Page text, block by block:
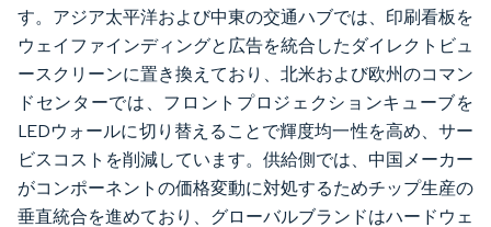
す。アジア太平洋および中東の交通ハブでは、印刷看板を
ウェイファインディングと広告を統合したダイレクトビュ
ースクリーンに置き換えており、北米および欧州のコマン
ドセンターでは、フロントプロジェクションキューブを
LEDウォールに切り替えることで輝度均一性を高め、サー
ビスコストを削減しています。供給側では、中国メーカー
がコンポーネントの価格変動に対処するためチップ生産の
垂直統合を進めており、グローバルブランドはハードウェ